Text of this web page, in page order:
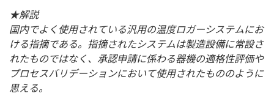
★解説
国内でよく使用されている汎用の温度ロガーシステムにお
ける指摘である。指摘されたシステムは製造設備に常設さ
れたものではなく、承認申請に係わる器機の適格性評価や
プロセスバリデーションにおいて使用されたもののように
思える。